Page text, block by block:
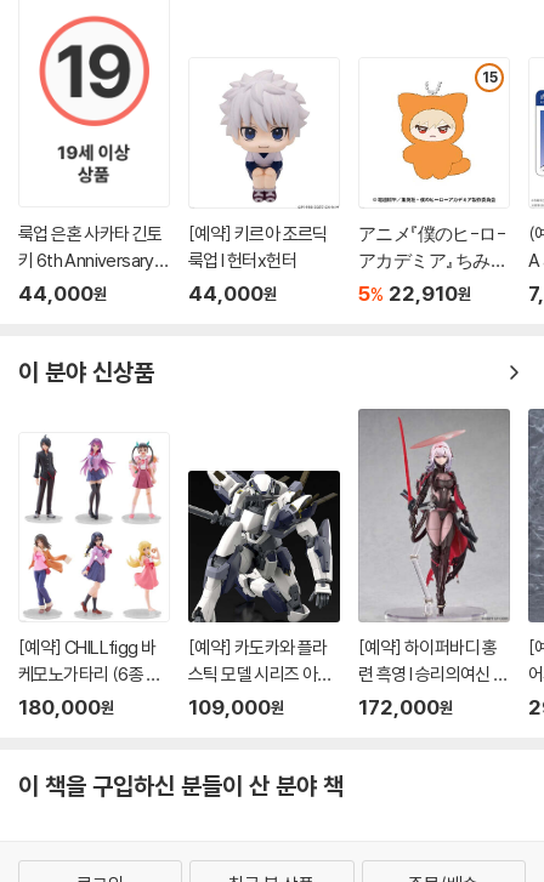
룩업 은혼 사카타 긴토
키 6th Anniversary Li
mited Ver
44,000원
[예약] 키르아 조르딕
룩업 l 헌터x헌터
44,000원
15
アニメ『僕のヒ-ロ-
アカデミア』 ちみけ
もますこっと 2.爆
5% 22,910원
(
A
이 분야 신상품
[예약] CHILLfigg 바
케모노가타리 (6종 세
트)
180,000원
[예약] 카도카와 플라
스틱 모델 시리즈 아바
레스트 l 풀메탈패닉
109,000원
[예약] 하이퍼바디 홍
련 흑영 l 승리의여신 니
케
172,000원
[
이 책을 구입하신 분들이 산 분야 책